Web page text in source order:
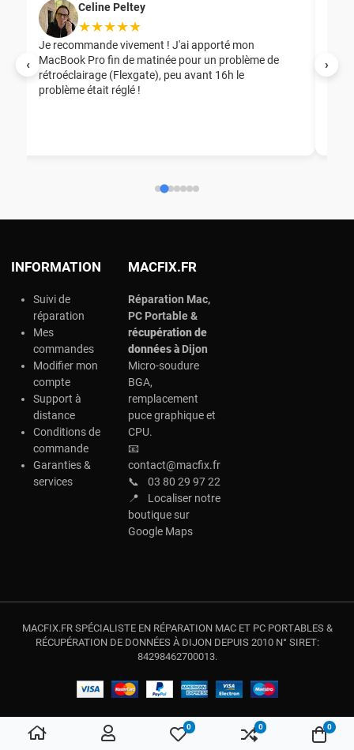
My Wishlist
0 Compare
0 0
‹ ›
Celine Peltey
★★★★★
Je recommande vivement ! J'ai apporté mon
MacBook Pro fin de matinée pour un problème de
rétroéclairage (Flexgate), peu avant 16h le
problème était réglé !
INFORMATION
Suivi de
réparation
Mes
commandes
Modifier mon
compte
Support à
distance
Conditions de
commande
Garanties &
services
MACFIX.FR
Réparation Mac,
PC Portable &
récupération de
données àDijon
Micro-soudure
BGA,
remplacement
puce graphique et
CPU.
📧
contact@macfix.fr
📞
03 80 29 97 22
📍
Localiser notre
boutique sur
Google Maps
MACFIX.FR SPÉCIALISTE EN RÉPARATION MAC ET PC PORTABLES &
RÉCUPÉRATION DE DONNÉES À DIJON DEPUIS 2010 N° SIRET:
84298462700013.